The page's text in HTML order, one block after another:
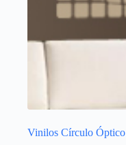
Vinilos Círculo Óptico